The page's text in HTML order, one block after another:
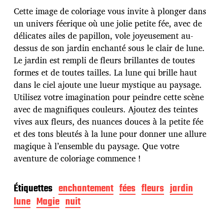
e
d
e
p
u
b
l
i
c
a
t
i
o
n
Cette image de coloriage vous invite à plonger dans
un univers féerique où une jolie petite fée, avec de
délicates ailes de papillon, vole joyeusement au-
dessus de son jardin enchanté sous le clair de lune.
Le jardin est rempli de fleurs brillantes de toutes
formes et de toutes tailles. La lune qui brille haut
dans le ciel ajoute une lueur mystique au paysage.
Utilisez votre imagination pour peindre cette scène
avec de magnifiques couleurs. Ajoutez des teintes
vives aux fleurs, des nuances douces à la petite fée
et des tons bleutés à la lune pour donner une allure
magique à l’ensemble du paysage. Que votre
aventure de coloriage commence !
Étiquettes enchantement fées fleurs jardin
lune Magie nuit